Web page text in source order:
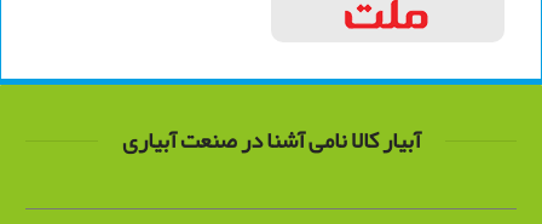
آبیار کالا نامی آشنا در صنعت آبیاری